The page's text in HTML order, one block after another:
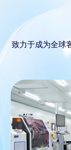
致力于成为全球